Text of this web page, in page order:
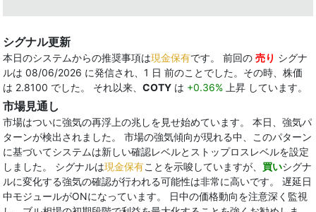
シグナル更新
本日のシステムからの推奨事項は現金保有です。 前回の 売り シグナ
ルは 08/06/2026 に発信され、1 日 前のことでした。その時、株価
は 2.8100 でした。 それ以来、 COTY は +0.36% 上昇 しています。
市場見通し
市場はついに強気の再浮上の兆しを見せ始めています。 本日、強気パ
ターンが検出されました。 市場の強気傾向が現れる中、このパターン
に基づいてシステムは新しい確認レベルとストップロスレベルを設定
しました。 シグナルは現金保有ことを示唆していますが、 買いシグナ
ルに変化する強気の確認が行われる可能性は非常に高いです。 遅延日
中モジュールがONになっています。 日中の価格動向を注意深く監視